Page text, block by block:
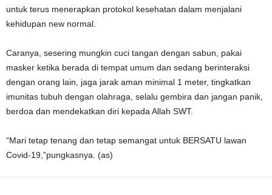
untuk terus menerapkan protokol kesehatan dalam menjalani
kehidupan new normal.
Caranya, sesering mungkin cuci tangan dengan sabun, pakai
masker ketika berada di tempat umum dan sedang berinteraksi
dengan orang lain, jaga jarak aman minimal 1 meter, tingkatkan
imunitas tubuh dengan olahraga, selalu gembira dan jangan panik,
berdoa dan mendekatkan diri kepada Allah SWT.
“Mari tetap tenang dan tetap semangat untuk BERSATU lawan
Covid-19,”pungkasnya. (as)